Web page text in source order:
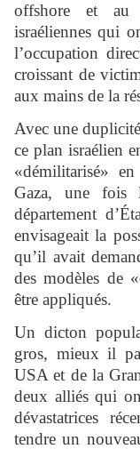
offshore et au
israéliennes qui
l’occupation
croissant de
aux mains de la
Avec une
ce plan israélien
«démilitarisé»
Gaza, une fois
département
envisageait la
qu’il avait
des modèles de
être appliqués.
Un dicton
gros, mieux il
USA et de la
deux alliés qui
dévastatrices
tendre un